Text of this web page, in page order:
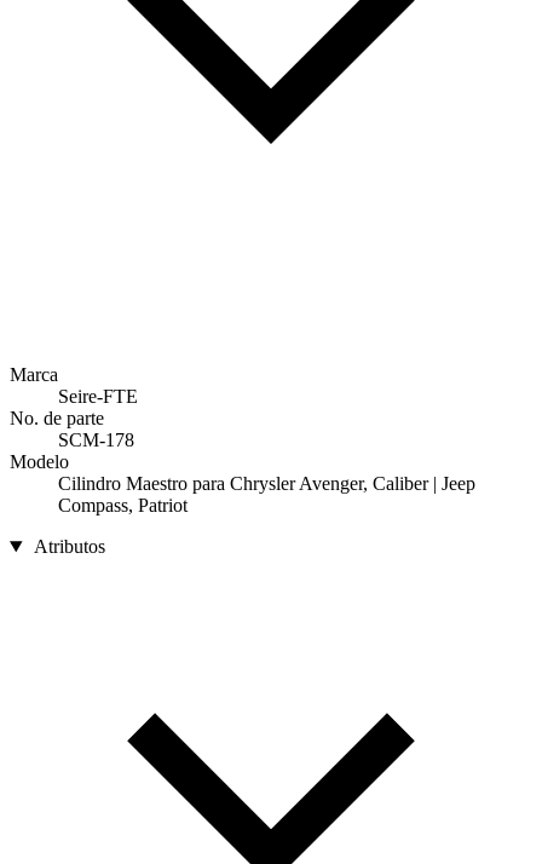
Marca
Seire-FTE
No. de parte
SCM-178
Modelo
Cilindro Maestro para Chrysler Avenger, Caliber | Jeep
Compass, Patriot
Atributos